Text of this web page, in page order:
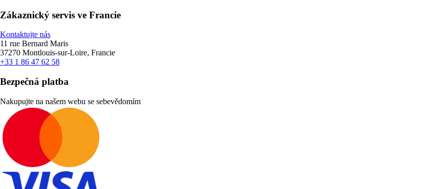
Zákaznický servis ve Francie
Kontaktujte nás
11 rue Bernard Maris
37270 Montlouis-sur-Loire, Francie
+33 1 86 47 62 58
Bezpečná platba
Nakupujte na našem webu se sebevědomím